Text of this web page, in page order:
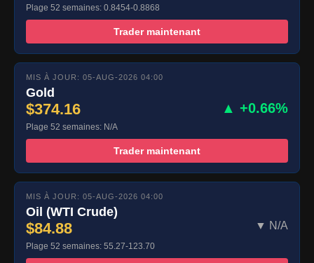
Plage 52 semaines: 0.8454-0.8868
Trader maintenant
MIS À JOUR: 05-AUG-2026 04:00
Gold
$374.16 ▲ +0.66%
Plage 52 semaines: N/A
Trader maintenant
MIS À JOUR: 05-AUG-2026 04:00
Oil (WTI Crude)
$84.88 ▼ N/A
Plage 52 semaines: 55.27-123.70